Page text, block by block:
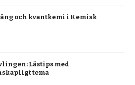
och kvantkemi i Kemisk
Lästips med
tema